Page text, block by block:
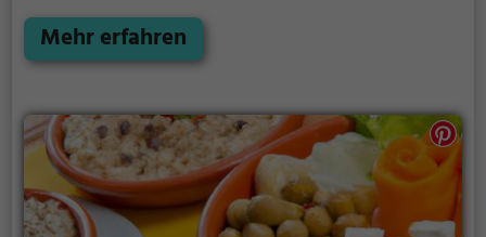
herzhaften Brunch ist – hier wird man fündig. Zudem
bietet das Restaurant eine Auswahl an Kaffee und
vielfältige Angebot und die Qualität der Speisen
machen das Migros Restaurant zu einem beliebten
Treffpunkt für Genießer.
Mehr erfahren